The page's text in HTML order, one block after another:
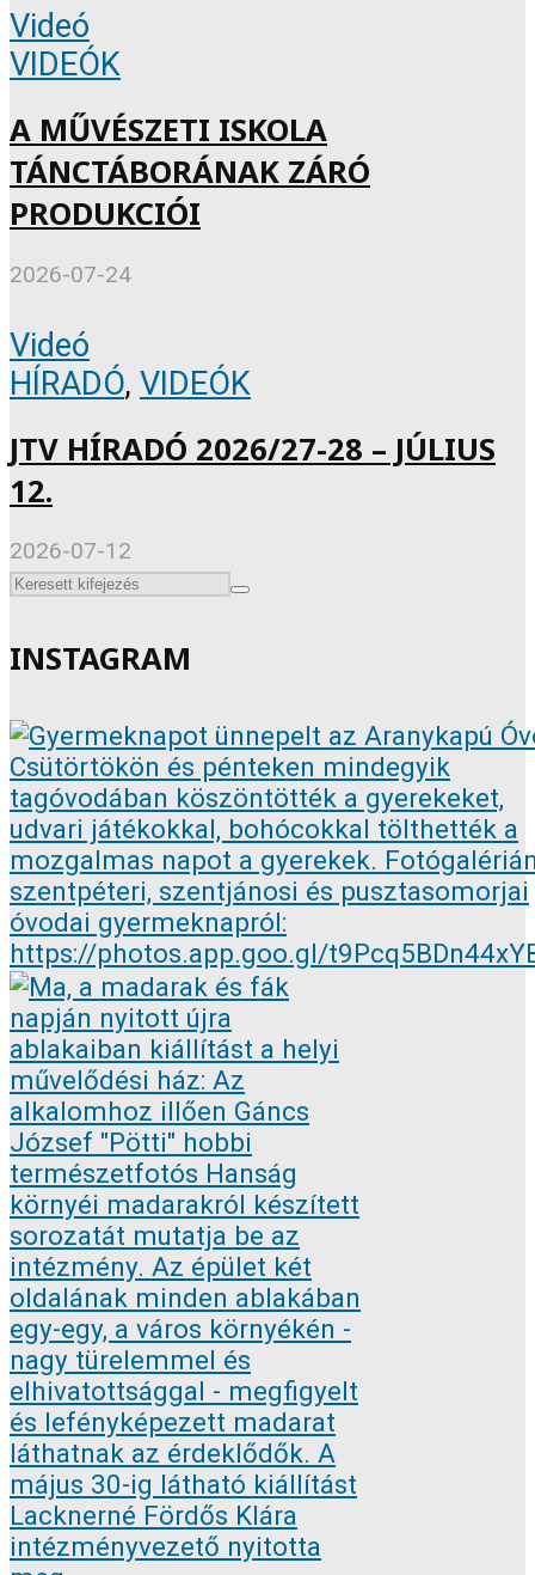
Videó
VIDEÓK
A MŰVÉSZETI ISKOLA
TÁNCTÁBORÁNAK ZÁRÓ
PRODUKCIÓI
2026-07-24
Videó
HÍRADÓ, VIDEÓK
JTV HÍRADÓ 2026/27-28 – JÚLIUS
12.
2026-07-12
INSTAGRAM